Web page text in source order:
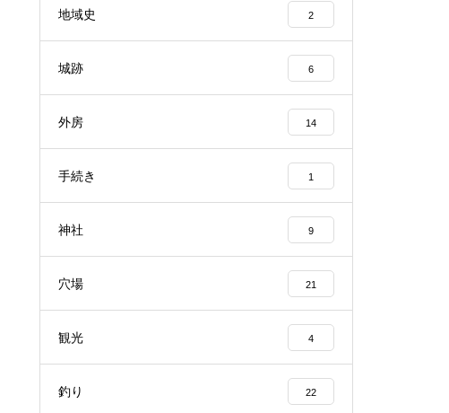
地域史 2
城跡 6
外房 14
手続き 1
神社 9
穴場 21
観光 4
釣り 22